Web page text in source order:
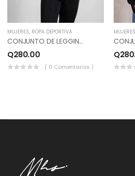
MUJERES, ROPA DEPORTIVA
CONJUNTO DE LEGGINS Y SUDADERO DEPORTIVO COLOR NEGRO.
Q280.00
( 0 Comentarios )
MUJERES
Q